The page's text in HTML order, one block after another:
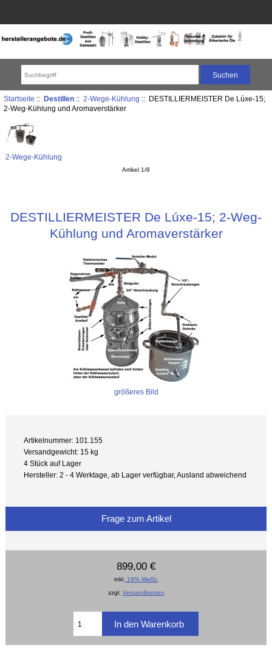
Startseite :: Destillen:: 2-Wege-Kühlung :: DESTILLIERMEISTER De Lúxe-15;
2-Weg-Kühlung und Aromaverstärker
2-Wege-Kühlung
Artikel 1/8
DESTILLIERMEISTER De Lúxe-15; 2-Weg-
Kühlung und Aromaverstärker
größeres Bild
Artikelnummer: 101.155
Versandgewicht: 15 kg
4 Stück auf Lager
Hersteller: 2 - 4 Werktage, ab Lager verfügbar, Ausland abweichend
Frage zum Artikel
899,00 €
inkl. 19% MwSt.
zzgl. Versandkosten